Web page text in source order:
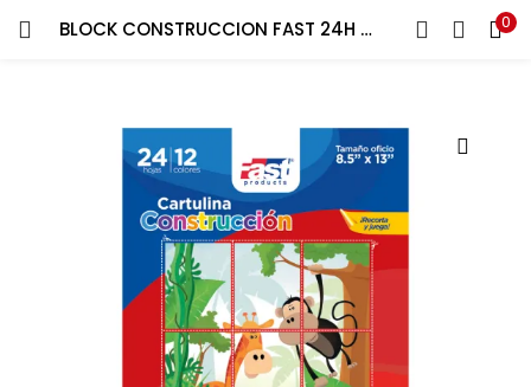
BLOCK CONSTRUCCION FAST 24H OFICIO 0
ENTRAR REGISTRARSE
Recuérdame